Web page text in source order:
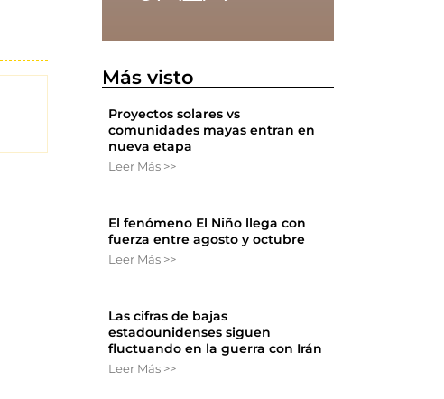
Más visto
Proyectos solares vs
comunidades mayas entran en
nueva etapa
Leer Más >>
El fenómeno El Niño llega con
fuerza entre agosto y octubre
Leer Más >>
Las cifras de bajas
estadounidenses siguen
fluctuando en la guerra con Irán
Leer Más >>